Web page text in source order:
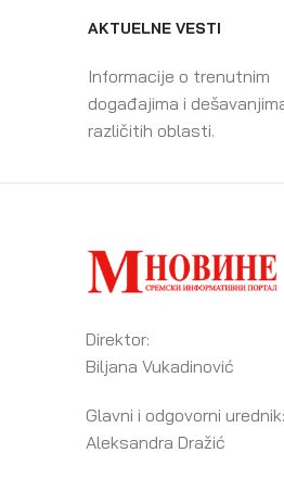
AKTUELNE VESTI
Informacije o trenutnim
događajima i
različitih oblasti.
Direktor:
Biljana Vukadinović
Glavni i odgovorni urednik:
Aleksandra Dražić